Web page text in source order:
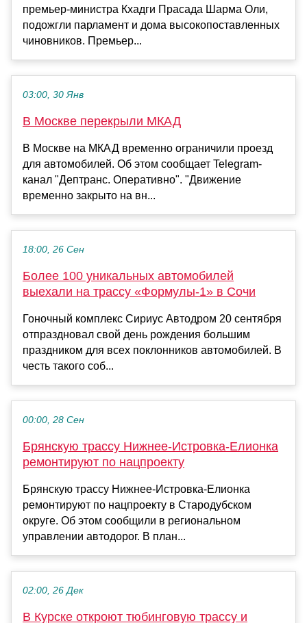
премьер-министра Кхадги Прасада Шарма Оли,
подожгли парламент и дома высокопоставленных
чиновников. Премьер...
03:00, 30 Янв
В Москве перекрыли МКАД
В Москве на МКАД временно ограничили проезд
для автомобилей. Об этом сообщает Telegram-
канал "Дептранс. Оперативно". "Движение
временно закрыто на вн...
18:00, 26 Сен
Более 100 уникальных автомобилей
выехали на трассу «Формулы-1» в Сочи
Гоночный комплекс Сириус Автодром 20 сентября
отпраздновал свой день рождения большим
праздником для всех поклонников автомобилей. В
честь такого соб...
00:00, 28 Сен
Брянскую трассу Нижнее-Истровка-Елионка
ремонтируют по нацпроекту
Брянскую трассу Нижнее-Истровка-Елионка
ремонтируют по нацпроекту в Стародубском
округе. Об этом сообщили в региональном
управлении автодорог. В план...
02:00, 26 Дек
В Курске откроют тюбинговую трассу и